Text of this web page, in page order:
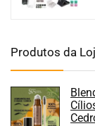
Produtos da